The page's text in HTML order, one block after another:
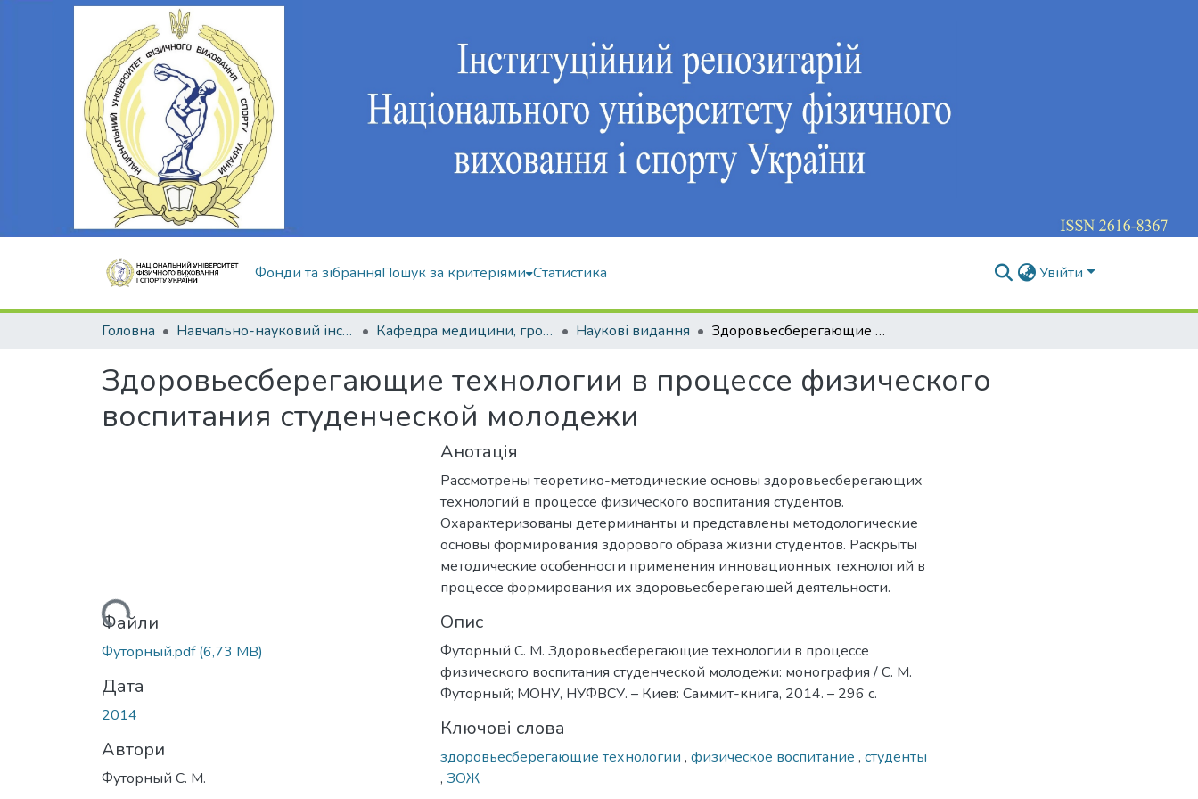
Фонди та зібранняПошук за критеріями Статистика Увійти
Головна Навчально-науковий інститут здоров'я, реабілітації та фізичного виховання Кафедра медицини, громадського здоров'я та екології спорту Наукові видання Здоровьесберегающие технологии в процессе физического воспитания студенческой молодежи
Здоровьесберегающие технологии в процессе физического
воспитания студенческой молодежи
Вантажиться...Файли
Футорный.pdf(6,73 MB)
Дата
2014
Автори
Футорный С. М.
Анотація
Рассмотрены теоретико-методические основы здоровьесберегающих
технологий в процессе физического воспитания студентов.
Охарактеризованы детерминанты и представлены методологические
основы формирования здорового образа жизни студентов. Раскрыты
методические особенности применения инновационных технологий в
процессе формирования их здоровьесберегаюшей деятельности.
Опис
Футорный С. М. Здоровьесберегающие технологии в процессе
физического воспитания студенческой молодежи: монография / С. М.
Футорный; МОНУ, НУФВСУ. – Киев: Саммит-книга, 2014. – 296 с.
Ключові слова
здоровьесберегающие технологии , физическое воспитание , студенты
, ЗОЖ